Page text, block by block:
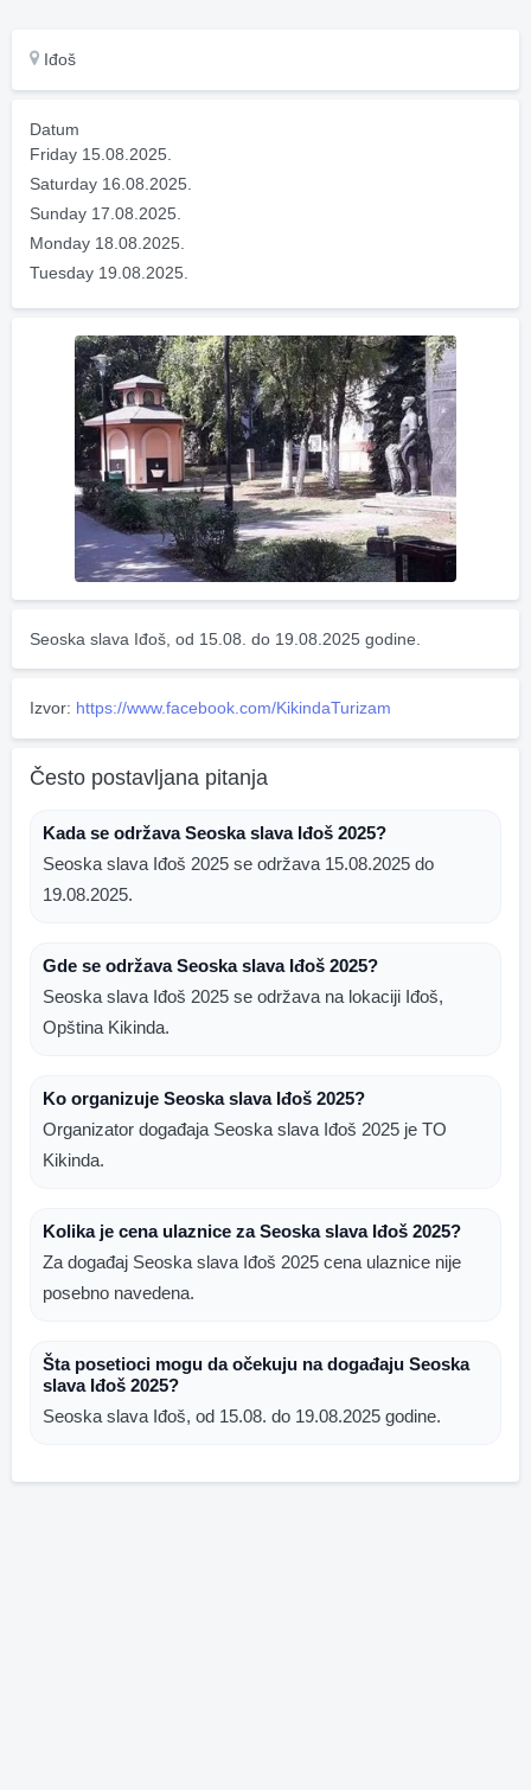
Iđoš
Datum
Friday 15.08.2025.
Saturday 16.08.2025.
Sunday 17.08.2025.
Monday 18.08.2025.
Tuesday 19.08.2025.
Seoska slava Iđoš, od 15.08. do 19.08.2025 godine.
Izvor: https://www.facebook.com/KikindaTurizam
Često postavljana pitanja
Kada se održava Seoska slava Iđoš 2025?
Seoska slava Iđoš 2025 se održava 15.08.2025 do
19.08.2025.
Gde se održava Seoska slava Iđoš 2025?
Seoska slava Iđoš 2025 se održava na lokaciji Iđoš,
Opština Kikinda.
Ko organizuje Seoska slava Iđoš 2025?
Organizator događaja Seoska slava Iđoš 2025 je TO
Kikinda.
Kolika je cena ulaznice za Seoska slava Iđoš 2025?
Za događaj Seoska slava Iđoš 2025 cena ulaznice nije
posebno navedena.
Šta posetioci mogu da očekuju na događaju Seoska
slava Iđoš 2025?
Seoska slava Iđoš, od 15.08. do 19.08.2025 godine.